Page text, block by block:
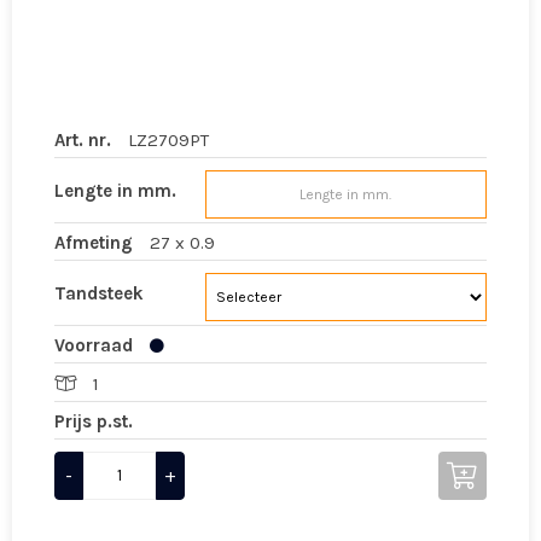
Art. nr. LZ2709PT
Lengte in mm.
Afmeting 27 x 0.9
Tandsteek
Voorraad
1
Prijs p.st.
- +